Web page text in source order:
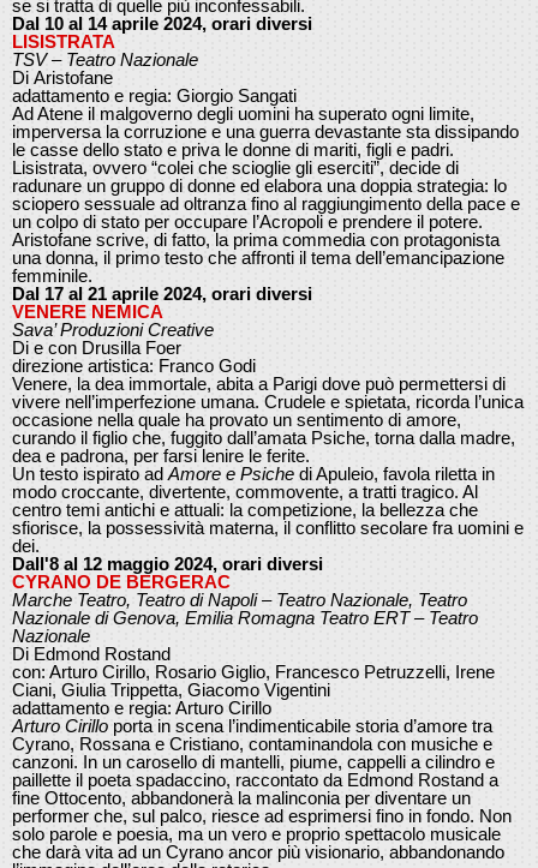
se si tratta di quelle più inconfessabili.
Dal 10 al 14 aprile 2024, orari diversi
LISISTRATA
TSV – Teatro Nazionale
Di Aristofane
adattamento e regia: Giorgio Sangati
Ad Atene il malgoverno degli uomini ha superato ogni limite,
imperversa la corruzione e una guerra devastante sta dissipando
le casse dello stato e priva le donne di mariti, figli e padri.
Lisistrata, ovvero “colei che scioglie gli eserciti”, decide di
radunare un gruppo di donne ed elabora una doppia strategia: lo
sciopero sessuale ad oltranza fino al raggiungimento della pace e
un colpo di stato per occupare l’Acropoli e prendere il potere.
Aristofane scrive, di fatto, la prima commedia con protagonista
una donna, il primo testo che affronti il tema dell’emancipazione
femminile.
Dal 17 al 21 aprile 2024, orari diversi
VENERE NEMICA
Sava’ Produzioni Creative
Di e con Drusilla Foer
direzione artistica: Franco Godi
Venere, la dea immortale, abita a Parigi dove può permettersi di
vivere nell’imperfezione umana. Crudele e spietata, ricorda l’unica
occasione nella quale ha provato un sentimento di amore,
curando il figlio che, fuggito dall’amata Psiche, torna dalla madre,
dea e padrona, per farsi lenire le ferite.
Un testo ispirato ad Amore e Psiche di Apuleio, favola riletta in
modo croccante, divertente, commovente, a tratti tragico. Al
centro temi antichi e attuali: la competizione, la bellezza che
sfiorisce, la possessività materna, il conflitto secolare fra uomini e
dei.
Dall'8 al 12 maggio 2024, orari diversi
CYRANO DE BERGERAC
Marche Teatro, Teatro di Napoli – Teatro Nazionale, Teatro
Nazionale di Genova, Emilia Romagna Teatro ERT – Teatro
Nazionale
Di Edmond Rostand
con: Arturo Cirillo, Rosario Giglio, Francesco Petruzzelli, Irene
Ciani, Giulia Trippetta, Giacomo Vigentini
adattamento e regia: Arturo Cirillo
Arturo Cirillo porta in scena l’indimenticabile storia d’amore tra
Cyrano, Rossana e Cristiano, contaminandola con musiche e
canzoni. In un carosello di mantelli, piume, cappelli a cilindro e
paillette il poeta spadaccino, raccontato da Edmond Rostand a
fine Ottocento, abbandonerà la malinconia per diventare un
performer che, sul palco, riesce ad esprimersi fino in fondo. Non
solo parole e poesia, ma un vero e proprio spettacolo musicale
che darà vita ad un Cyrano ancor più visionario, abbandonando